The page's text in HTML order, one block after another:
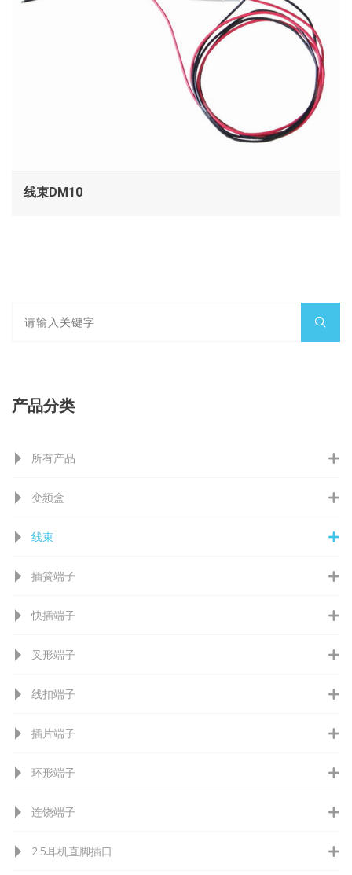
线束DM10
产品分类
所有产品
变频盒
线束
插簧端子
快插端子
叉形端子
线扣端子
插片端子
环形端子
连饶端子
2.5耳机直脚插口